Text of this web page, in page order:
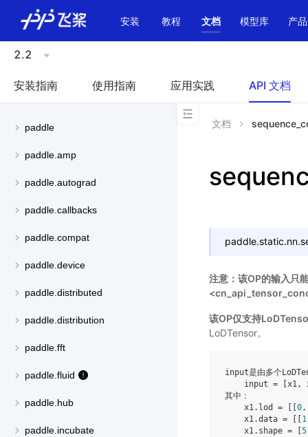
安装
教程 文档 模型库 产
2.2
安装指南 使用指南 应用实践 API 文档
paddle
paddle.amp
paddle.autograd
paddle.callbacks
paddle.compat
paddle.device
paddle.distributed
paddle.distribution
paddle.fft
paddle.fluid
paddle.hub
paddle.incubate
文档
paddle.static.nn.
注意：该OP的输入只
该OP仅支持
LoDTensor。
input是由多个
input = [x1,
其中：
    x1.lod = [[
0
    x1.data = [[
1
    x1.shape = [
5